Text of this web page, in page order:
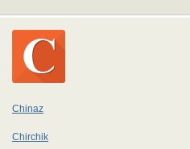
Chinaz
Chirchik